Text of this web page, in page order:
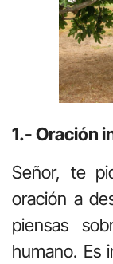
1.- Oración
Señor, te
oración a
piensas
humano. Es